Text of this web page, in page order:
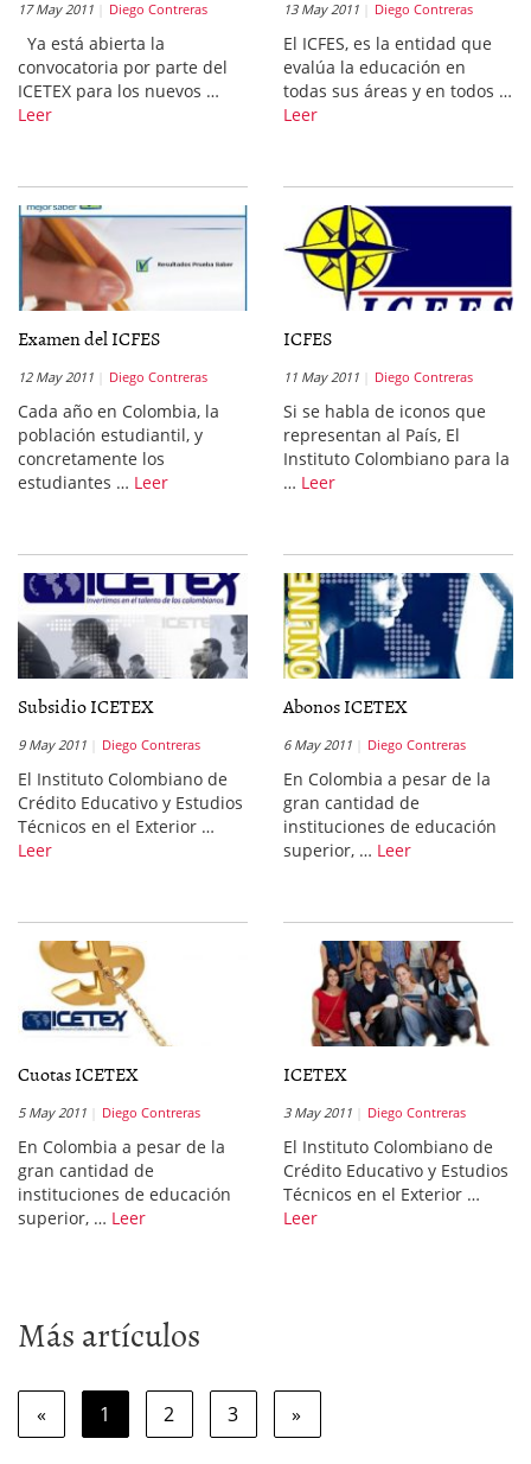
17 May 2011 Diego Contreras
Ya está abierta la
convocatoria por parte del
ICETEX para los nuevos …
Leer
13 May 2011 Diego Contreras
El ICFES, es la entidad que
evalúa la educación en
todas sus áreas y en todos …
Leer
Examen del ICFES
12 May 2011 Diego Contreras
Cada año en Colombia, la
población estudiantil, y
concretamente los
estudiantes … Leer
ICFES
11 May 2011 Diego Contreras
Si se habla de iconos que
representan al País, El
Instituto Colombiano para la
… Leer
Subsidio ICETEX
9 May 2011 Diego Contreras
El Instituto Colombiano de
Crédito Educativo y Estudios
Técnicos en el Exterior …
Leer
Abonos ICETEX
6 May 2011 Diego Contreras
En Colombia a pesar de la
gran cantidad de
instituciones de educación
superior, … Leer
Cuotas ICETEX
5 May 2011 Diego Contreras
En Colombia a pesar de la
gran cantidad de
instituciones de educación
superior, … Leer
ICETEX
3 May 2011 Diego Contreras
El Instituto Colombiano de
Crédito Educativo y Estudios
Técnicos en el Exterior …
Leer
Más artículos
« 1 2 3 »